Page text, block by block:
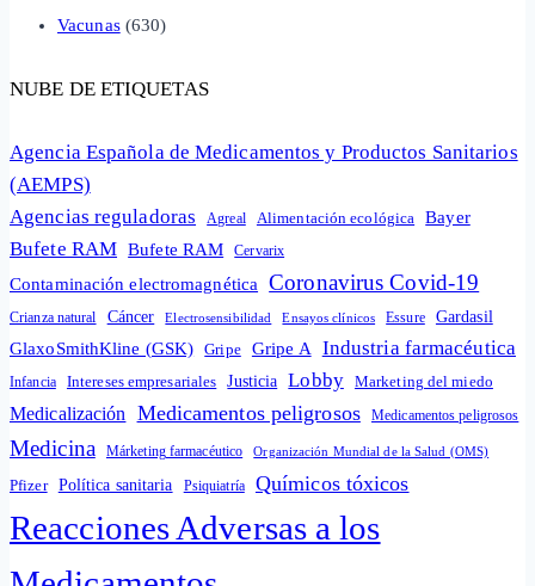
Vacunas(630)
NUBE DE ETIQUETAS
Agencia Española de Medicamentos y Productos Sanitarios
(AEMPS)
Agencias reguladoras
Agreal Alimentación ecológica Bayer
Bufete RAM Bufete RAM Cervarix
Contaminación electromagnética Coronavirus Covid-19
Crianza natural Cáncer Electrosensibilidad Ensayos clínicos Essure Gardasil
GlaxoSmithKline (GSK) Gripe Gripe A Industria farmacéutica
Infancia Intereses empresariales Justicia Lobby Marketing del miedo
Medicalización Medicamentos peligrosos Medicamentos peligrosos
Medicina Márketing farmacéutico Organización Mundial de la Salud (OMS)
Pfizer Política sanitaria Psiquiatría Químicos tóxicos
Reacciones Adversas a los